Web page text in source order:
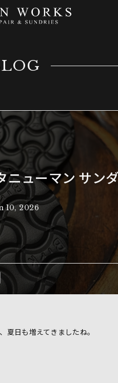
ニューマン サン
10, 2026
夏日も増えてきましたね。